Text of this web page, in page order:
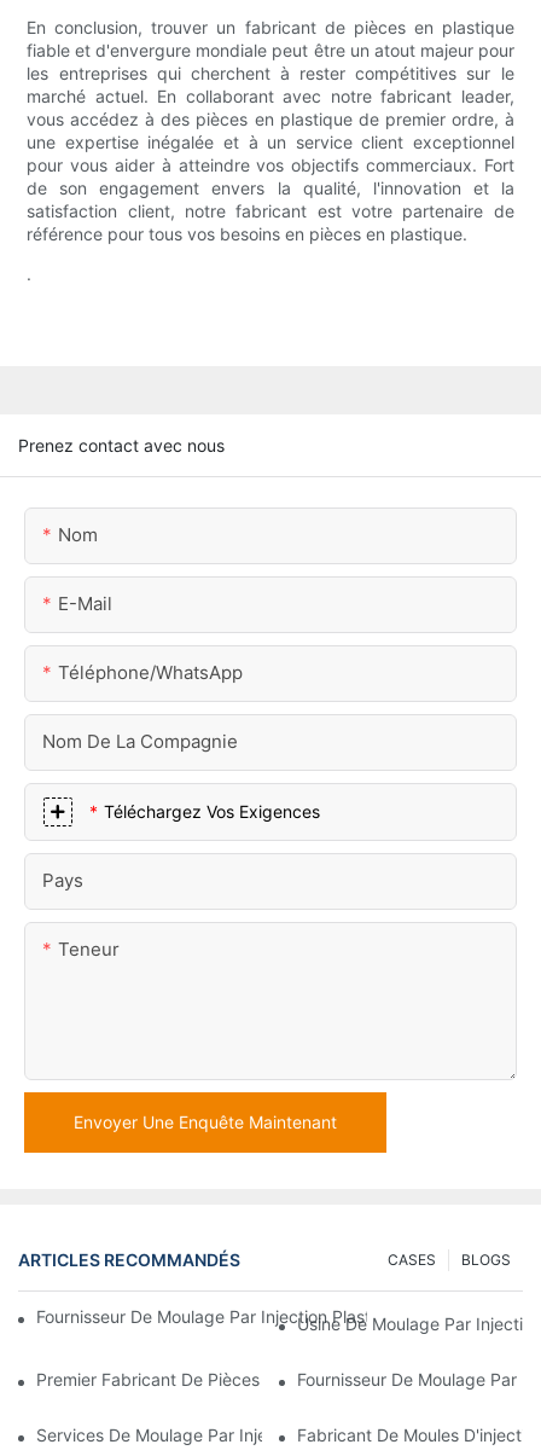
En conclusion, trouver un fabricant de pièces en plastique
fiable et d'envergure mondiale peut être un atout majeur pour
les entreprises qui cherchent à rester compétitives sur le
marché actuel. En collaborant avec notre fabricant leader,
vous accédez à des pièces en plastique de premier ordre, à
une expertise inégalée et à un service client exceptionnel
pour vous aider à atteindre vos objectifs commerciaux. Fort
de son engagement envers la qualité, l'innovation et la
satisfaction client, notre fabricant est votre partenaire de
référence pour tous vos besoins en pièces en plastique.
.
Prenez contact avec nous
Nom
E-Mail
Téléphone/WhatsApp
Nom De La Compagnie
Téléchargez Vos Exigences
Pays
Teneur
Envoyer Une Enquête Maintenant
ARTICLES RECOMMANDÉS BLOGS
CASES
Fournisseur De Moulage Par Injection Plastique Avec Une
Usine De Moulage Par
Premier Fabricant De Pièces En Plastique Pour Les Secteurs
Fournisseur De Moulage Par
Services De Moulage Par Injection Plastique Pour Industries
Fabricant De Moules